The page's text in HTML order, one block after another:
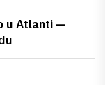
u Atlanti —